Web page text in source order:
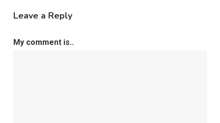
Leave a Reply
My comment is..